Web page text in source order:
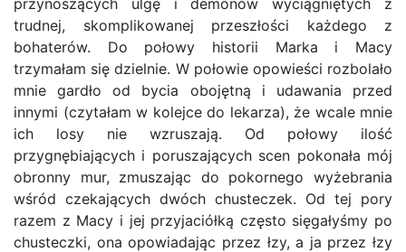
przynoszących ulgę i demonów wyciągniętych z
trudnej, skomplikowanej przeszłości każdego z
bohaterów. Do połowy historii Marka i Macy
trzymałam się dzielnie. W połowie opowieści rozbolało
mnie gardło od bycia obojętną i udawania przed
innymi (czytałam w kolejce do lekarza), że wcale mnie
ich losy nie wzruszają. Od połowy ilość
przygnębiających i poruszających scen pokonała mój
obronny mur, zmuszając do pokornego wyżebrania
wśród czekających dwóch chusteczek. Od tej pory
razem z Macy i jej przyjaciółką często sięgałyśmy po
chusteczki, ona opowiadając przez łzy, a ja przez łzy